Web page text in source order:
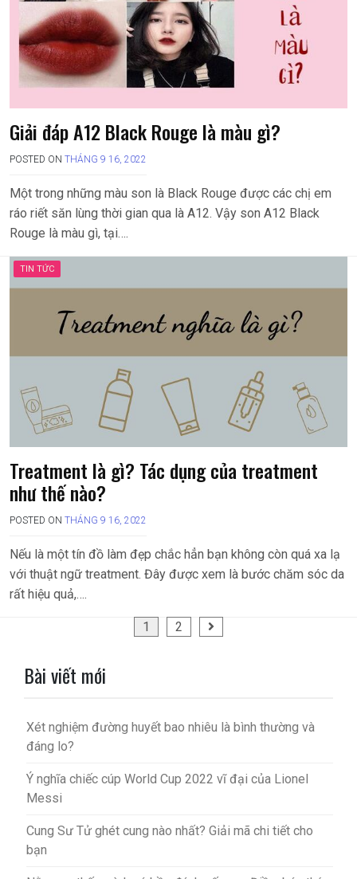
Giải đáp A12 Black Rouge là màu gì?
POSTED ON THÁNG 9 16, 2022
Một trong những màu son là Black Rouge được các chị em
ráo riết săn lùng thời gian qua là A12. Vậy son A12 Black
Rouge là màu gì, tại….
TIN TỨC
Treatment là gì? Tác dụng của treatment
như thế nào?
POSTED ON THÁNG 9 16, 2022
Nếu là một tín đồ làm đẹp chắc hẳn bạn không còn quá xa lạ
với thuật ngữ treatment. Đây được xem là bước chăm sóc da
rất hiệu quả,….
bài
1 2
Bài viết mới
Xét nghiệm đường huyết bao nhiêu là bình thường và
đáng lo?
Ý nghĩa chiếc cúp World Cup 2022 vĩ đại của Lionel
Messi
Cung Sư Tử ghét cung nào nhất? Giải mã chi tiết cho
bạn